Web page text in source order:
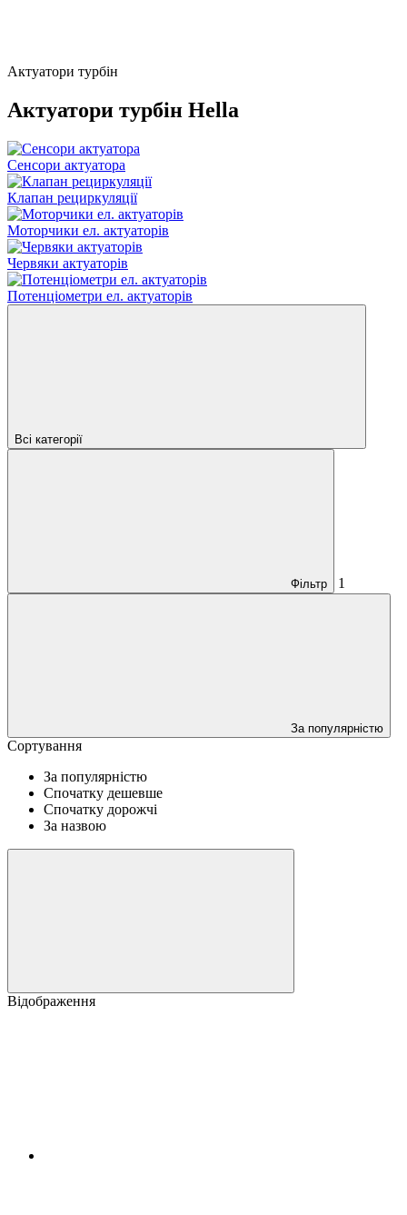
Актуатори турбін
Актуатори турбін Hella
Сенсори актуатора
Клапан рециркуляції
Моторчики ел. актуаторів
Червяки актуаторів
Потенціометри ел. актуаторів
Всі категорії
Фільтр 1
За популярністю
Сортування
За популярністю
Спочатку дешевше
Спочатку дорожчі
За назвою
Відображення